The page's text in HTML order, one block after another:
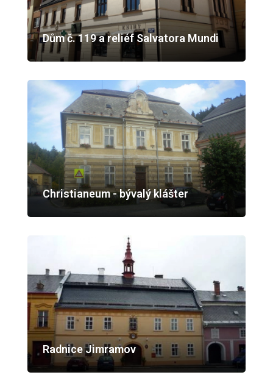
Dům č. 119 a reliéf Salvatora Mundi
Christianeum - bývalý klášter
Radnice Jimramov